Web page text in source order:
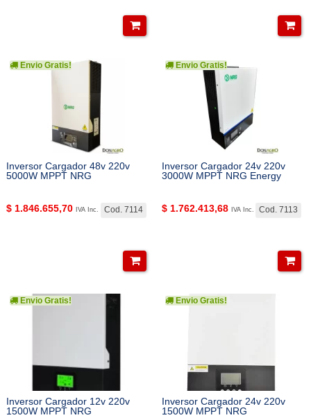
Envio Gratis!
Inversor Cargador 48v 220v
5000W MPPT NRG
Cod. 7114
$ 1.846.655,70 IVA Inc.
Envio Gratis!
Inversor Cargador 24v 220v
3000W MPPT NRG Energy
Cod. 7113
$ 1.762.413,68 IVA Inc.
Envio Gratis!
Inversor Cargador 12v 220v
1500W MPPT NRG
Envio Gratis!
Inversor Cargador 24v 220v
1500W MPPT NRG